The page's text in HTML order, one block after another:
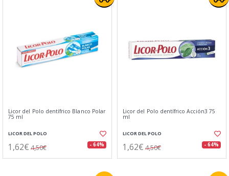
Licor del Polo dentí­frico Blanco Polar
75 ml
LICOR DEL POLO
1,62€ 4,50€ - 64%
Licor del Polo dentífrico Acción3 75
ml
LICOR DEL POLO
1,62€ 4,50€ - 64%